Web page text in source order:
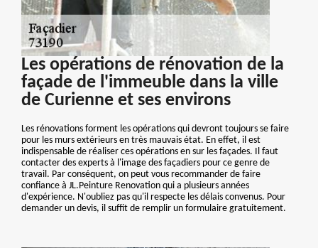
Les opérations de rénovation de la
façade de l'immeuble dans la ville
de Curienne et ses environs
Les rénovations forment les opérations qui devront toujours se faire
pour les murs extérieurs en très mauvais état. En effet, il est
indispensable de réaliser ces opérations en sur les façades. Il faut
contacter des experts à l'image des façadiers pour ce genre de
travail. Par conséquent, on peut vous recommander de faire
confiance à JL.Peinture Renovation qui a plusieurs années
d'expérience. N'oubliez pas qu'il respecte les délais convenus. Pour
demander un devis, il suffit de remplir un formulaire gratuitement.